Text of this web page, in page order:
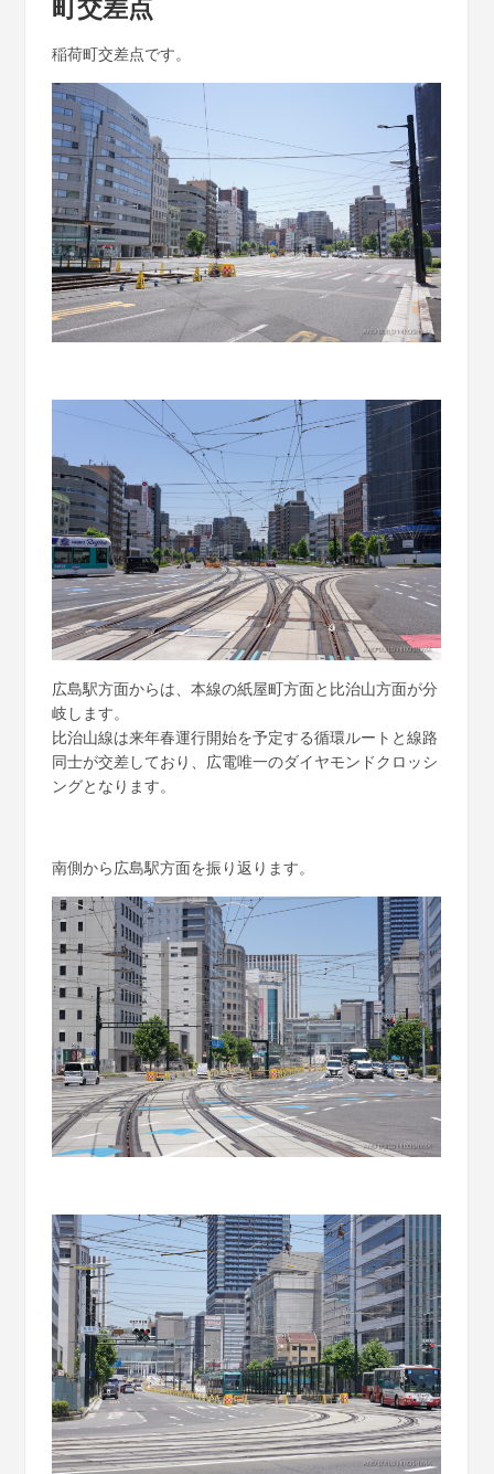
町交差点
稲荷町交差点です。
広島駅方面からは、本線の紙屋町方面と比治山方面が分
岐します。
比治山線は来年春運行開始を予定する循環ルートと線路
同士が交差しており、広電唯一のダイヤモンドクロッシ
ングとなります。
南側から広島駅方面を振り返ります。